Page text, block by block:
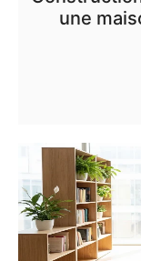
une